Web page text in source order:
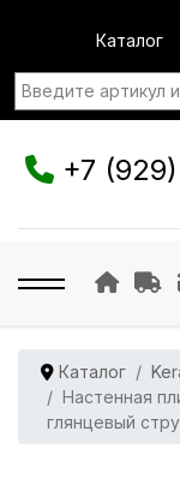
Каталог
+7
Каталог
Настенная
глянцевый